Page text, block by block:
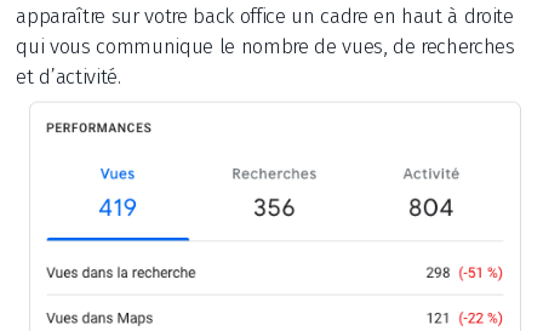
apparaître sur votre back office un cadre en haut à droite
qui vous communique le nombre de vues, de recherches
et d’activité.